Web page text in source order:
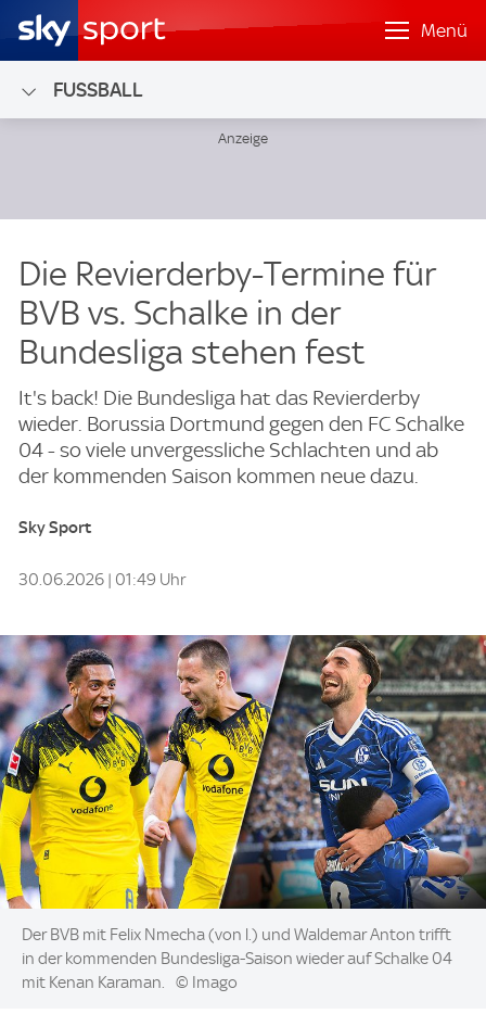
Menü
FUSSBALL
Die Revierderby-Termine für
BVB vs. Schalke in der
Bundesliga stehen fest
It's back! Die Bundesliga hat das Revierderby
wieder. Borussia Dortmund gegen den FC Schalke
04 - so viele unvergessliche Schlachten und ab
der kommenden Saison kommen neue dazu.
Sky Sport
30.06.2026 | 01:49 Uhr
Image:
Der BVB mit Felix Nmecha (von l.) und Waldemar Anton trifft
in der kommenden Bundesliga-Saison wieder auf Schalke 04
mit Kenan Karaman.
© Imago